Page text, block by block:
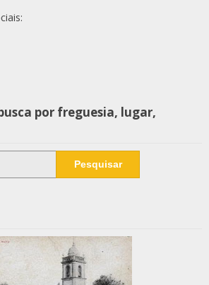
por freguesia, lugar,